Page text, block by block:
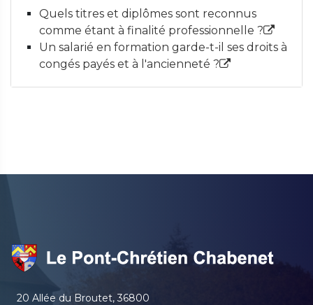
Quels titres et diplômes sont reconnus
comme étant à finalité professionnelle ?
Un salarié en formation garde-t-il ses droits à
congés payés et à l'ancienneté ?
20 Allée du Broutet, 36800